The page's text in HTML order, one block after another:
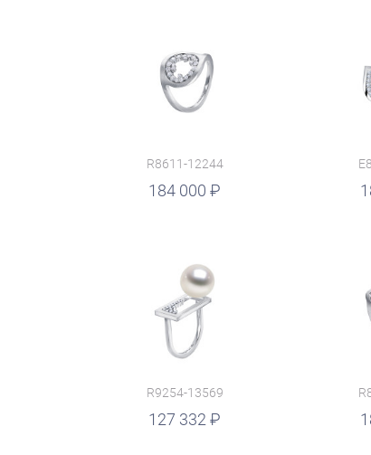
R8611-12244
184 000
руб.
R9254-13569
127 332
руб.